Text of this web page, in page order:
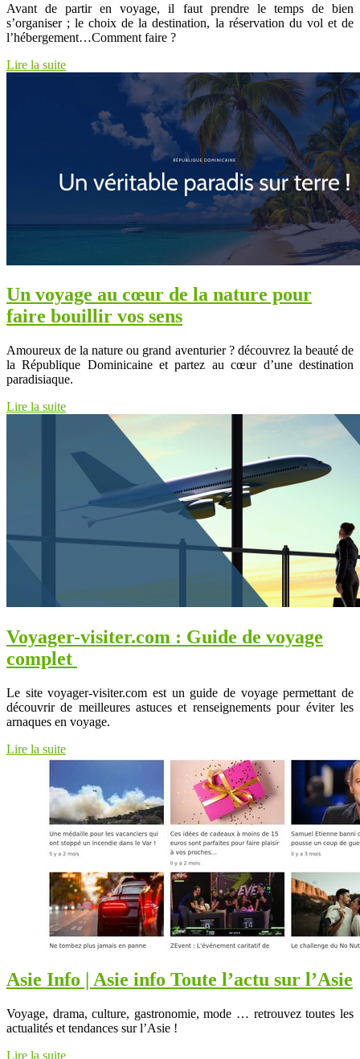
Avant de partir en voyage, il faut prendre le temps de bien
s’organiser ; le choix de la destination, la réservation du vol et de
l’hébergement…Comment faire ?
Lire la suite
Un voyage au cœur de la nature pour
faire bouillir vos sens
Amoureux de la nature ou grand aventurier ? découvrez la beauté de
la République Dominicaine et partez au cœur d’une destination
paradisiaque.
Lire la suite
Voyager-visiter.com : Guide de voyage
complet
Le site voyager-visiter.com est un guide de voyage permettant de
découvrir de meilleures astuces et renseignements pour éviter les
arnaques en voyage.
Lire la suite
Asie Info | Asie info Toute l’actu sur l’Asie
Voyage, drama, culture, gastronomie, mode … retrouvez toutes les
actualités et tendances sur l’Asie !
Lire la suite